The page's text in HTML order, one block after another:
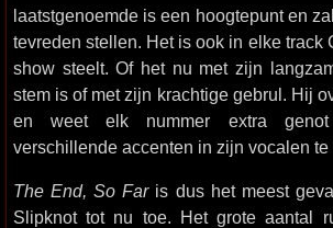
laatstgenoemde is een hoogtepunt en
tevreden stellen. Het is ook in elke track
show steelt. Of het nu met zijn
stem is of met zijn krachtige gebrul. Hij
en weet elk nummer extra
verschillende accenten in zijn vocalen te
The End, So Faris dus het meest
Slipknot tot nu toe. Het grote aantal